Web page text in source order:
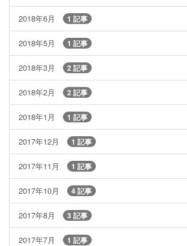
2018年6月 1 記事
2018年5月 1 記事
2018年3月 2 記事
2018年2月 2 記事
2018年1月 1 記事
2017年12月 1 記事
2017年11月 1 記事
2017年10月 4 記事
2017年8月 3 記事
2017年7月 1 記事